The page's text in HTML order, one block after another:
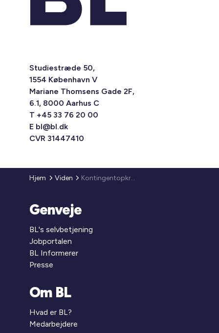
Studiestræde 50,
1554 København V
Mariane Thomsens Gade 2F,
6.1, 8000 Aarhus C
T +45 33 76 20 00
E bl@bl.dk
CVR 31447410
Hjem Viden Kontingentopkrævning 2022
Genveje
BL's selvbetjening
Jobportalen
BL Informerer
Presse
Om BL
Hvad er BL?
Medarbejdere